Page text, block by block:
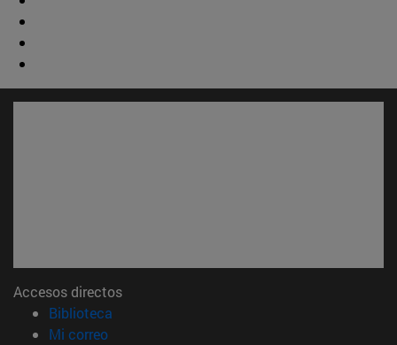
Accesos directos
Biblioteca
Mi correo(abre en nueva ventana)